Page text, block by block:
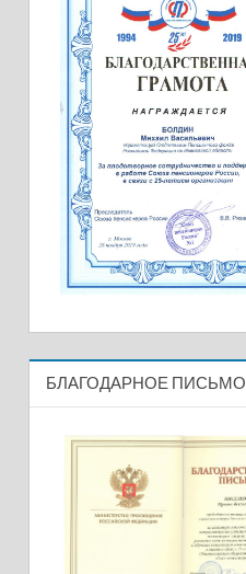
БЛАГОДАРНОЕ ПИСЬМО